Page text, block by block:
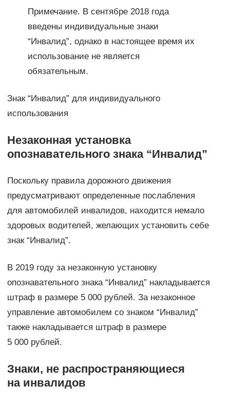
Примечание. В сентябре 2018 года
введены индивидуальные знаки
“Инвалид”, однако в настоящее время их
использование не является
обязательным.
Знак “Инвалид” для индивидуального
использования
Незаконная установка
опознавательного знака “Инвалид”
Поскольку правила дорожного движения
предусматривают определенные послабления
для автомобилей инвалидов, находится немало
здоровых водителей, желающих установить себе
знак “Инвалид”.
В 2019 году за незаконную установку
опознавательного знака “Инвалид” накладывается
штраф в размере 5 000 рублей. За незаконное
управление автомобилем со знаком “Инвалид”
также накладывается штраф в размере
5 000 рублей.
Знаки, не распространяющиеся
на инвалидов